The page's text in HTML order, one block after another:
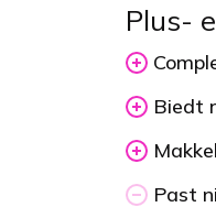
Plus-
Biedt
Past